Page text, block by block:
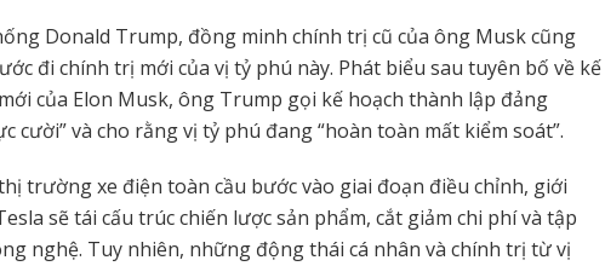
Donald Trump, đồng minh chính trị cũ của ông Musk cũng
đi chính trị mới của vị tỷ phú này. Phát biểu sau tuyên bố về kế
của Elon Musk, ông Trump gọi kế hoạch thành lập đảng
cười” và cho rằng vị tỷ phú đang “hoàn toàn mất kiểm soát”.
trường xe điện toàn cầu bước vào giai đoạn điều chỉnh, giới
sẽ tái cấu trúc chiến lược sản phẩm, cắt giảm chi phí và tập
nghệ. Tuy nhiên, những động thái cá nhân và chính trị từ vị